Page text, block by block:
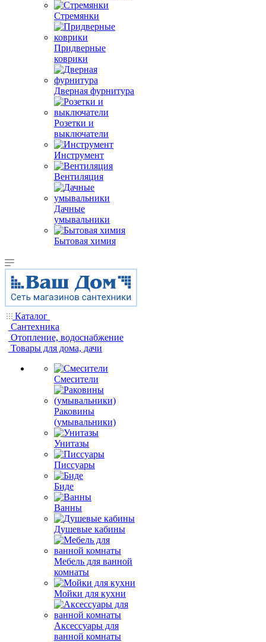
Стремянки
Придверные
коврики
Дверная фурнитура
Розетки и
выключатели
Инструмент
Вентиляция
Дачные
умывальники
Бытовая химия
Каталог
Сантехника
Отопление, водоснабжение
Товары для дома, дачи
Смесители
Раковины
(умывальники)
Унитазы
Писсуары
Биде
Ванны
Душевые кабины
Мебель для ванной
комнаты
Мойки для кухни
Аксессуары для
ванной комнаты